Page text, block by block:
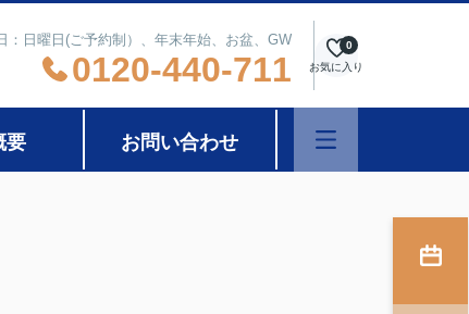
日曜日(ご予約制）、年末年始、お盆、GW
0120-440-711 お気に入り
0
要 お問い合わせ